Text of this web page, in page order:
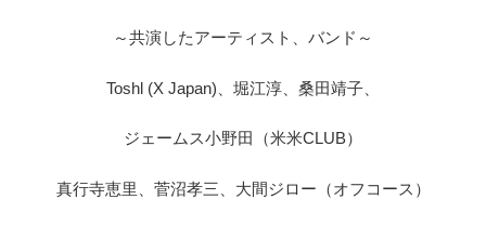
～共演したアーティスト、バンド～
Toshl (X Japan)、堀江淳、桑田靖子、
ジェームス小野田（米米CLUB）
真行寺恵里、菅沼孝三、大間ジロー（オフコース）